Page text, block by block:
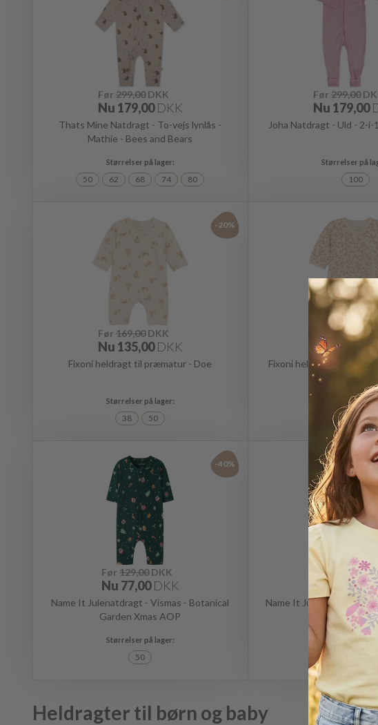
Før 299,00DKK
Nu 179,00 DKK
Thats Mine Natdragt - To-vejs lynlås -
Mathie - Bees and Bears
50 62 68 74 80
Før299,00
Nu 179,00
Joha Natdragt - Uld - 2-i-
100
-20%
Før 169,00DKK
Nu 135,00 DKK
Fixoni heldragt til præmatur - Doe
38 50
Før 169,00DKK
Nu135,00
Fixoni heldragt til
Print
32 38
-40%
Før 129,00DKK
Nu 77,00 DKK
Name It Julenatdragt - Vismas - Botanical
Garden Xmas AOP
50
Før 129,00
Nu 77,00
Name It Julenatdragt -
Xmas
50
Heldragter til børn og baby